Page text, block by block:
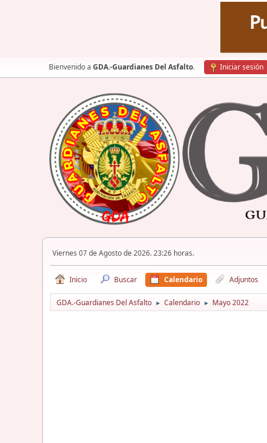
Bienvenido a GDA.-Guardianes Del Asfalto. Iniciar sesión
Viernes 07 de Agosto de 2026. 23:26 horas.
Inicio Buscar Calendario Adjuntos
GDA.-Guardianes Del Asfalto ► Calendario ► Mayo 2022